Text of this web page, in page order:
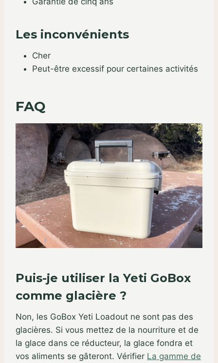
Les inconvénients
Cher
Peut-être excessif pour certaines activités
FAQ
Puis-je utiliser la Yeti GoBox
comme glacière ?
Non, les GoBox Yeti Loadout ne sont pas des
glacières. Si vous mettez de la nourriture et de
la glace dans ce réducteur, la glace fondra et
vos aliments se gâteront. Vérifier La gamme de